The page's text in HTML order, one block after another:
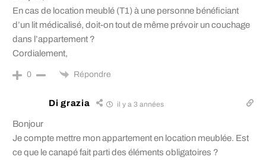
En cas de location meublé (T1) à une personne bénéficiant
d’un lit médicalisé, doit-on tout de même prévoir un couchage
dans l’appartement ?
Cordialement,
0 Répondre
Di grazia il y a 3 années
Bonjour
Je compte mettre mon appartement en location meublée. Est
ce que le canapé fait parti des éléments obligatoires ?